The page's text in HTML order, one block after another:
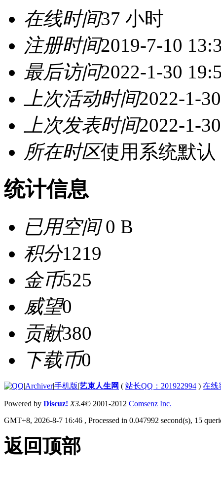
在线时间37 小时
注册时间2019-7-10
最后访问2022-1-30
上次活动时间2022-1-
上次发表时间2022-1-
所在时区使用系统默认
统计信息
已用空间0 B
积分1219
金币525
威望0
贡献380
下载币0
|Archiver|手机版|艺束人生网 ( 站长QQ：201922994 ) 在线
Powered by Discuz! X3.4© 2001-2012 Comsenz Inc.
GMT+8, 2026-8-7 16:46 , Processed in 0.047992 second(s), 15
返回顶部